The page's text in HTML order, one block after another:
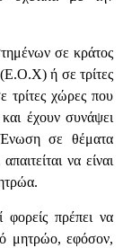
σε κράτος
ή σε τρίτες
χώρες που
έχουν συνάψει
Ένωση σε θέματα
να είναι
φορείς πρέπει να
μητρώο, εφόσον,